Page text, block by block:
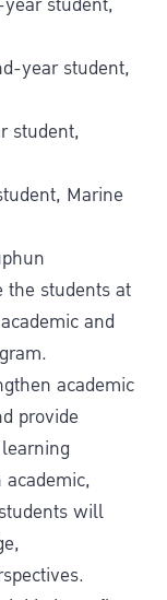
year student,
student,
Marine
students at
and
academic
provide
will